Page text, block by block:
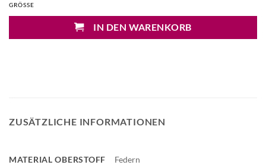
GRÖSSE
IN DEN WARENKORB
ZUSÄTZLICHE INFORMATIONEN
MATERIAL OBERSTOFF Federn